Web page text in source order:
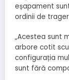
eșapament
ordinii de
„Acestea sunt
arbore cotit
configurația
sunt fără